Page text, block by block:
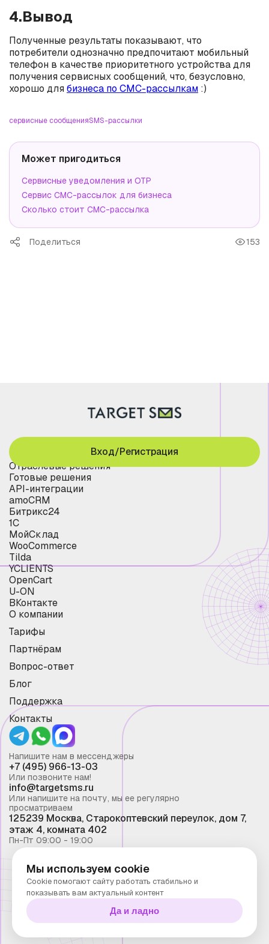
4.Вывод
Полученные результаты показывают, что
потребители однозначно предпочитают мобильный
телефон в качестве приоритетного устройства для
получения сервисных сообщений, что, безусловно,
хорошо длябизнеса по СМС-рассылкам :)
сервисные сообщенияSMS-рассылки
Может пригодиться
Сервисные уведомления и OTP
Сервис СМС-рассылок для бизнеса
Сколько стоит СМС-рассылка
Поделиться 153
Отраслевые решения
Готовые решения
API-интеграции
amoCRM
Битрикс24
1С
МойСклад
WooCommerce
Tilda
YCLIENTS
OpenCart
U-ON
ВКонтакте
О компании
Тарифы
Партнёрам
Вопрос-ответ
Блог
Поддержка
Контакты
Вход/Регистрация
Напишите нам в мессенджеры
+7 (495) 966-13-03
Или позвоните нам!
info@targetsms.ru
Или напишите на почту, мы ее регулярно
просматриваем
125239 Москва, Старокоптевский переулок, дом 7,
этаж 4, комната 402
Пн-Пт 09:00 - 19:00
Смс рассылка 2026 ©
Запрещено копирование материалов сайта без
письменного разрешения ООО "Таргет Телеком"
Политика конфиденциальности
Мы используем cookie
Cookie помогают сайту работать стабильно и
показывать вам актуальный контент
Да и ладно